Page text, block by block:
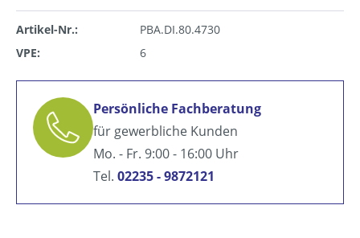
Artikel-Nr.:
PBA.DI.80.4730
VPE:
6
Persönliche Fachberatung
für gewerbliche Kunden
Mo. - Fr. 9:00 - 16:00 Uhr
Tel. 02235 - 9872121